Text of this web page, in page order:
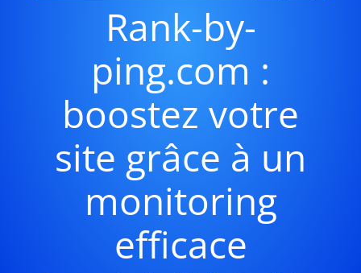
Rank-by-
ping.com :
boostez votre
site grâce à un
monitoring
efficace